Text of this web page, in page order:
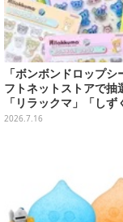
「ボンボンドロップシ
フトネットストアで抽
「リラックマ」「しず
ニ」など全12種をライ
2026.7.16